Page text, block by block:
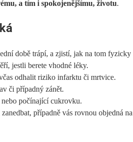
a tím i spokojenějšímu, životu.
době trápí, a zjistí, jak na tom fyzicky
jestli berete vhodné léky.
odhalit riziko infarktu či mrtvice.
či případný zánět.
počínající cukrovku.
případně vás rovnou objedná na